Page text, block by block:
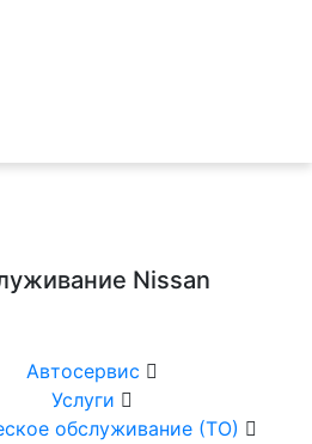
Nissan
Автосервис
Услуги
обслуживание (ТО)